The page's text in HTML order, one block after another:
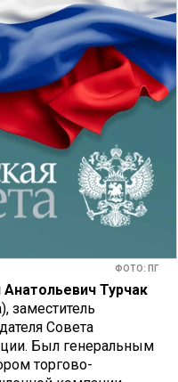
ФОТО: ПГ
Турчак
заместитель
Совета
Был генеральным
торгово-